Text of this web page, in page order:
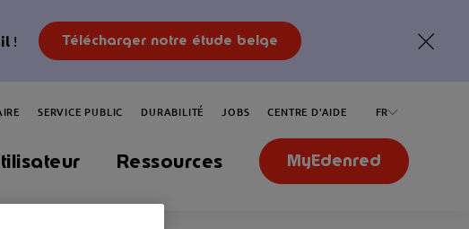
! Télécharger notre étude belge
global-
SERVICE PUBLIC DURABILITÉ JOBS CENTRE D'AIDE FR
Ressources MyEdenred